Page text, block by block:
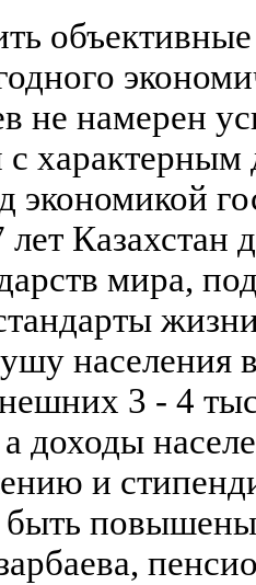
не намерен
характерным
экономикой
Казахстан
мира,
населения
3 - 4
а доходы
и
повышены